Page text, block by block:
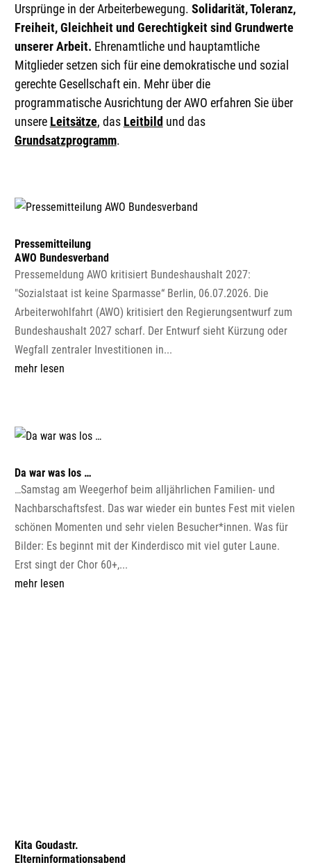
Ursprünge in der Arbeiterbewegung. Solidarität, Toleranz,
Freiheit, Gleichheit und Gerechtigkeitsind Grundwerte
unserer Arbeit. Ehrenamtliche und hauptamtliche
Mitglieder setzen sich für eine demokratische und sozial
gerechte Gesellschaft ein. Mehr über die
programmatische Ausrichtung der AWO erfahren Sie über
unsere Leitsätze, das Leitbild und das
Grundsatzprogramm.
Pressemitteilung
AWO Bundesverband
Pressemeldung AWO kritisiert Bundeshaushalt 2027:
"Sozialstaat ist keine Sparmasse“ Berlin, 06.07.2026. Die
Arbeiterwohlfahrt (AWO) kritisiert den Regierungsentwurf zum
Bundeshaushalt 2027 scharf. Der Entwurf sieht Kürzung oder
Wegfall zentraler Investitionen in...
mehr lesen
Da war was los …
…Samstag am Weegerhof beim alljährlichen Familien- und
Nachbarschaftsfest. Das war wieder ein buntes Fest mit vielen
schönen Momenten und sehr vielen Besucher*innen. Was für
Bilder: Es beginnt mit der Kinderdisco mit viel guter Laune.
Erst singt der Chor 60+,...
mehr lesen
Bericht Solinger Tageblatt 10.06.2026: Grüne wollen